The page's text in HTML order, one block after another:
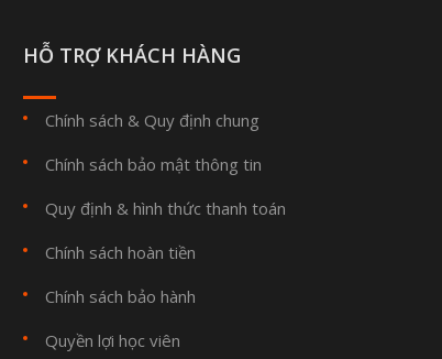
HỖ TRỢ KHÁCH HÀNG
Chính sách & Quy định chung
Chính sách bảo mật thông tin
Quy định & hình thức thanh toán
Chính sách hoàn tiền
Chính sách bảo hành
Quyền lợi học viên